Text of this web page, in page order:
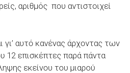
αριθμός που αντιστοιχεί
γι’ αυτό κανένας άρχοντας των
12 επισκέπτες παρά πάντα
εκείνου του μιαρού